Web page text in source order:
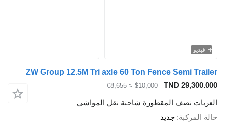
ZW Group 12.5M Tri axle 60 Ton Fence Semi
TND
$10,000
≈ €8,655
نصف المقطورة شاحنة نقل المواشي
جديد